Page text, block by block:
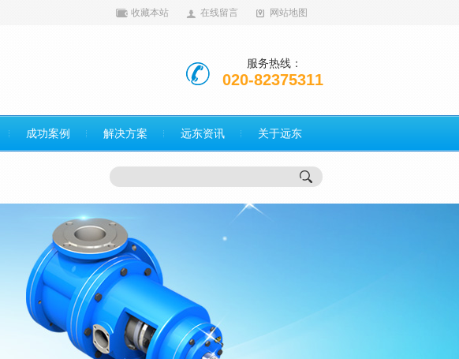
收藏本站 在线留言 网站地图
服务热线：
020-82375311
成功案例 解决方案 远东资讯 关于远东